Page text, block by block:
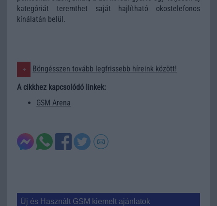
kategóriát teremthet saját hajlítható okostelefonos
kínálatán belül.
Böngésszen tovább legfrissebb híreink között!
A cikkhez kapcsolódó linkek:
GSM Arena
Új és Használt GSM kiemelt ajánlatok